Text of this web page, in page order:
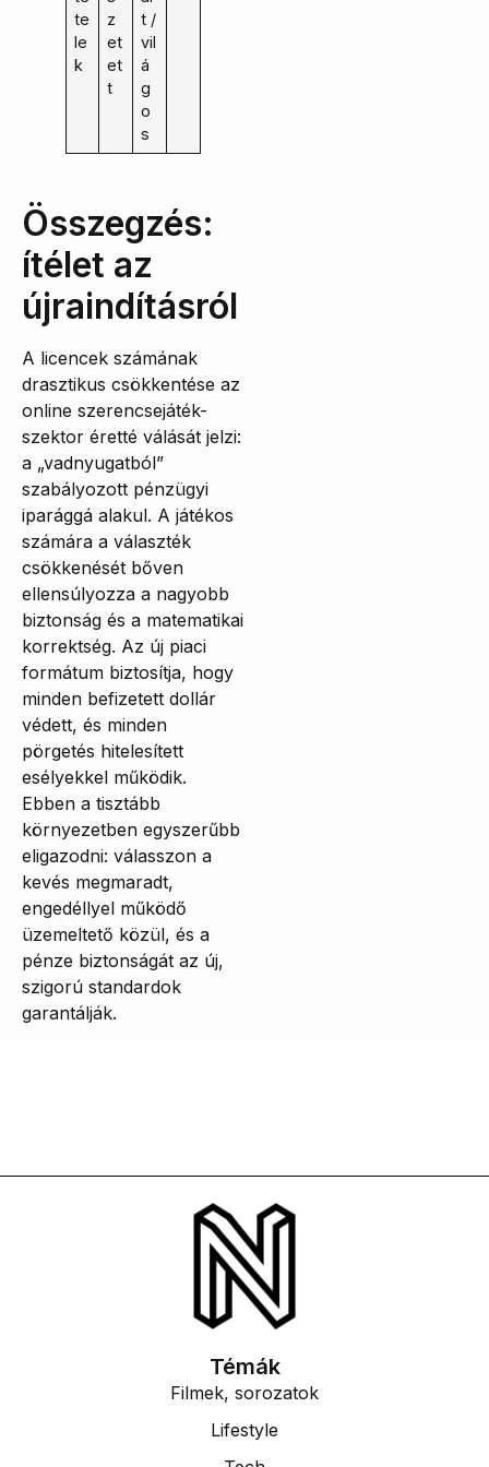
te
le
k
z
et
et
t
t /
vil
á
g
o
s
Összegzés:
ítélet az
újraindításról
A licencek számának
drasztikus csökkentése az
online szerencsejáték-
szektor éretté válását jelzi:
a „vadnyugatból”
szabályozott pénzügyi
iparággá alakul. A játékos
számára a választék
csökkenését bőven
ellensúlyozza a nagyobb
biztonság és a matematikai
korrektség. Az új piaci
formátum biztosítja, hogy
minden befizetett dollár
védett, és minden
pörgetés hitelesített
esélyekkel működik.
Ebben a tisztább
környezetben egyszerűbb
eligazodni: válasszon a
kevés megmaradt,
engedéllyel működő
üzemeltető közül, és a
pénze biztonságát az új,
szigorú standardok
garantálják.
Témák
Filmek, sorozatok
Lifestyle